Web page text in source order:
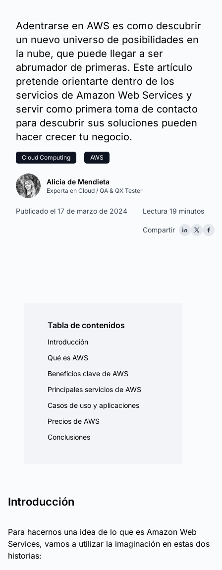
Adentrarse en AWS es como descubrir
un nuevo universo de posibilidades en
la nube, que puede llegar a ser
abrumador de primeras. Este artículo
pretende orientarte dentro de los
servicios de Amazon Web Services y
servir como primera toma de contacto
para descubrir sus soluciones pueden
hacer crecer tu negocio.
Cloud Computing AWS
Alicia de Mendieta
Experta en Cloud / QA & QX Tester
Lectura 19 minutos
Publicado el 17 de marzo de 2024
Compartir
Tabla de contenidos
Introducción
Qué es AWS
Beneficios clave de AWS
Principales servicios de AWS
Casos de uso y aplicaciones
Precios de AWS
Conclusiones
Introducción
Para hacernos una idea de lo que es Amazon Web
Services, vamos a utilizar la imaginación en estas dos
historias: